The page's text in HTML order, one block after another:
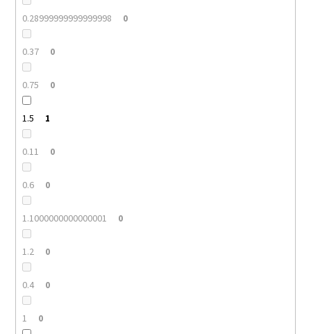
0.28999999999999998 0
0.37 0
0.75 0
1.5 1
0.11 0
0.6 0
1.1000000000000001 0
1.2 0
0.4 0
1 0